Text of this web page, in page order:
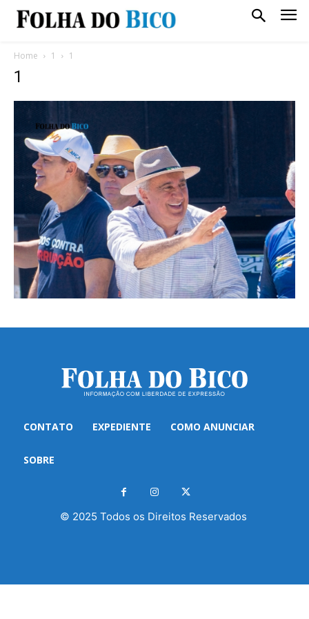
Home 1 1
1
CONTATO EXPEDIENTE COMO ANUNCIAR
SOBRE
© 2025 Todos os Direitos Reservados